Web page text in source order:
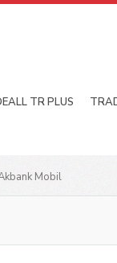
TR PLUS
Mobil